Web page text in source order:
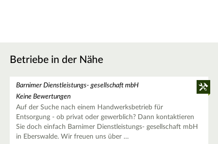
Betriebe in der Nähe
Barnimer Dienstleistungs- gesellschaft mbH
Keine Bewertungen
Auf der Suche nach einem Handwerksbetrieb für
Entsorgung - ob privat oder gewerblich? Dann kontaktieren
Sie doch einfach Barnimer Dienstleistungs- gesellschaft mbH
in Eberswalde. Wir freuen uns über …